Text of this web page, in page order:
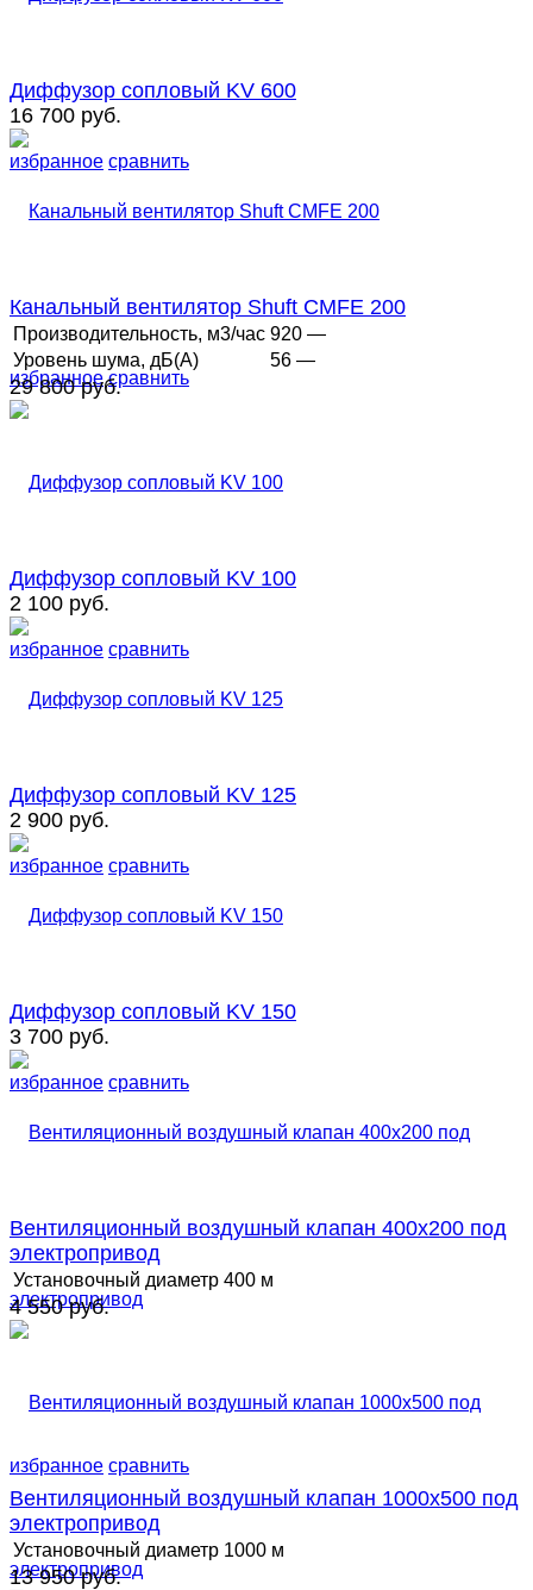
избранное сравнить
Диффузор сопловый KV 600
16 700 руб.
избранное сравнить
Канальный вентилятор Shuft CMFE 200
Производительность, м3/час 920 —
Уровень шума, дБ(А)
56 —
29 800 руб.
избранное сравнить
Диффузор сопловый KV 100
2 100 руб.
избранное сравнить
Диффузор сопловый KV 125
2 900 руб.
избранное сравнить
Диффузор сопловый KV 150
3 700 руб.
избранное сравнить
Вентиляционный воздушный клапан 400х200 под
электропривод
Установочный диаметр 400 м
4 550 руб.
Вентиляционный воздушный клапан 1000х500 под
электропривод
Установочный диаметр 1000 м
13 950 руб.